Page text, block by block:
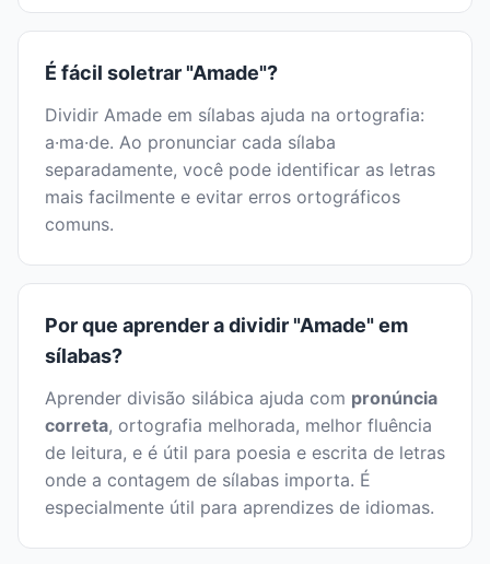
É fácil soletrar "Amade"?
Dividir Amade em sílabas ajuda na ortografia:
a·ma·de. Ao pronunciar cada sílaba
separadamente, você pode identificar as letras
mais facilmente e evitar erros ortográficos
comuns.
Por que aprender a dividir "Amade" em
sílabas?
Aprender divisão silábica ajuda com pronúncia
correta, ortografia melhorada, melhor fluência
de leitura, e é útil para poesia e escrita de letras
onde a contagem de sílabas importa. É
especialmente útil para aprendizes de idiomas.